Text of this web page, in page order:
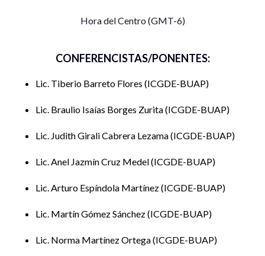
Hora del Centro (GMT-6)
CONFERENCISTAS/PONENTES:
Lic. Tiberio Barreto Flores ICGDE-BUAP
Lic. Braulio Isaías Borges Zurita ICGDE-BUAP
Lic. Judith Girali Cabrera Lezama ICGDE-BUAP
Lic. Anel Jazmín Cruz Medel ICGDE-BUAP
Lic. Arturo Espíndola Martínez ICGDE-BUAP
Lic. Martín Gómez Sánchez ICGDE-BUAP
Lic. Norma Martínez Ortega ICGDE-BUAP